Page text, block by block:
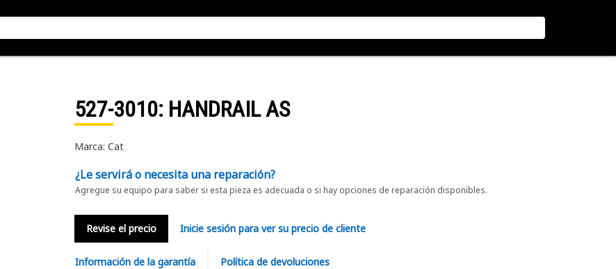
527-3010: HANDRAIL AS
Marca: Cat
¿Le servirá o necesita una reparación?
Agregue su equipo para saber si esta pieza es adecuada o si hay opciones de reparación disponibles.
Revise el precio Inicie sesión para ver su precio de cliente
Información de la garantía Política de devoluciones